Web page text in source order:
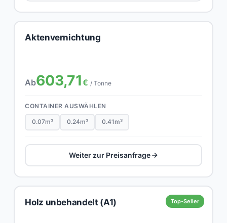
Aktenvernichtung
Ab603,71€ / Tonne
CONTAINER AUSWÄHLEN
0.07m³ 0.24m³ 0.41m³
Weiter zur Preisanfrage
Top-Seller
Holz unbehandelt (A1)